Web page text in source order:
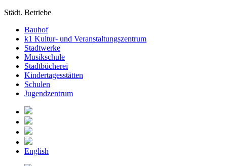
Städt. Betriebe
Bauhof
k1 Kultur- und Veranstaltungszentrum
Stadtwerke
Musikschule
Stadtbücherei
Kindertagesstätten
Schulen
Jugendzentrum
English